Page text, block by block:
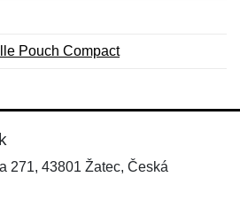
Pouch Compact
271, 43801 Žatec, Česká